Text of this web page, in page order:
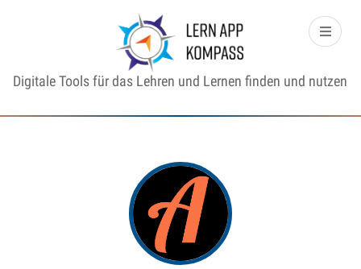
Digitale Tools für das Lehren und Lernen finden und nutzen